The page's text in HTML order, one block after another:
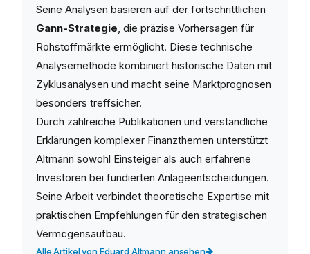
Seine Analysen basieren auf der fortschrittlichen
Gann-Strategie, die präzise Vorhersagen für
Rohstoffmärkte ermöglicht. Diese technische
Analysemethode kombiniert historische Daten mit
Zyklusanalysen und macht seine Marktprognosen
besonders treffsicher.
Durch zahlreiche Publikationen und verständliche
Erklärungen komplexer Finanzthemen unterstützt
Altmann sowohl Einsteiger als auch erfahrene
Investoren bei fundierten Anlageentscheidungen.
Seine Arbeit verbindet theoretische Expertise mit
praktischen Empfehlungen für den strategischen
Vermögensaufbau.
Alle Artikel von Eduard Altmann ansehen